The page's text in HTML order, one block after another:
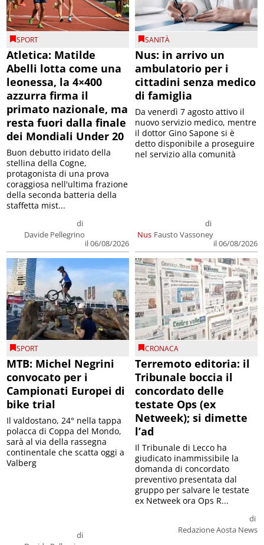
SPORT
Atletica: Matilde
Abelli lotta come una
leonessa, la 4×400
azzurra firma il
primato nazionale, ma
resta fuori dalla finale
dei Mondiali Under 20
di
Davide Pellegrino
il 06/08/2026
Buon debutto iridato della
stellina della Cogne,
protagonista di una prova
coraggiosa nell'ultima frazione
della seconda batteria della
staffetta mist...
SANITÀ
Nus: in arrivo un
ambulatorio per i
cittadini senza medico
di famiglia
Nus
di
Fausto Vassoney
il 06/08/2026
Da venerdì 7 agosto attivo il
nuovo servizio medico, mentre
il dottor Gino Sapone si è
detto disponibile a proseguire
nel servizio alla comunità
SPORT
MTB: Michel Negrini
convocato per i
Campionati Europei di
bike trial
di
Il valdostano, 24° nella tappa
polacca di Coppa del Mondo,
sarà al via della rassegna
continentale che scatta oggi a
Valberg
CRONACA
Terremoto editoria: il
Tribunale boccia il
concordato delle
testate Ops (ex
Netweek); si dimette
l’ad
di
Redazione Aosta News
Il Tribunale di Lecco ha
giudicato inammissibile la
domanda di concordato
preventivo presentata dal
gruppo per salvare le testate
ex Netweek ora Ops R...